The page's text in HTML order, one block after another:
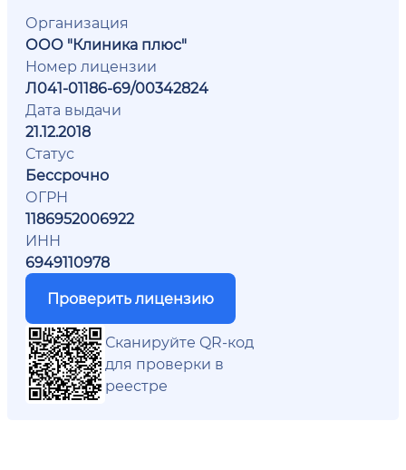
Организация
ООО "Клиника плюс"
Номер лицензии
Л041-01186-69/00342824
Дата выдачи
21.12.2018
Статус
Бессрочно
ОГРН
1186952006922
ИНН
6949110978
Проверить лицензию
Сканируйте QR-код
для проверки в
реестре